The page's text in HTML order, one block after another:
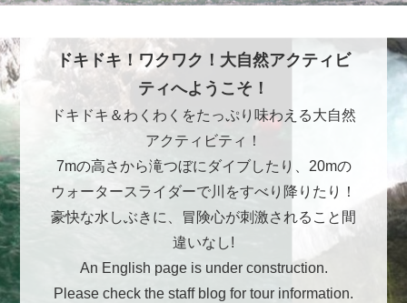
ドキドキ！ワクワク！大自然アクティビ
ティへようこそ！
ドキドキ＆わくわくをたっぷり味わえる大自然
アクティビティ！
7mの高さから滝つぼにダイブしたり、20mの
ウォータースライダーで川をすべり降りたり！
豪快な水しぶきに、冒険心が刺激されること間
違いなし!
An English page is under construction.
Please check the staff blog for tour information.